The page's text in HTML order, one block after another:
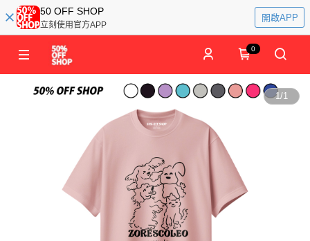
50 OFF SHOP
立刻使用官方APP
開啟APP
0
1/1